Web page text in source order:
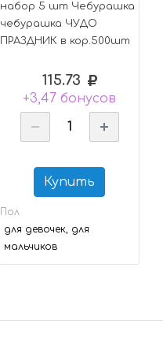
набор 5 шт Чебурашка
чебурашка ЧУДО
ПРАЗДНИК в кор.500шт
115.73
+3,47 бонусов
Купить
Пол
для девочек, для
мальчиков